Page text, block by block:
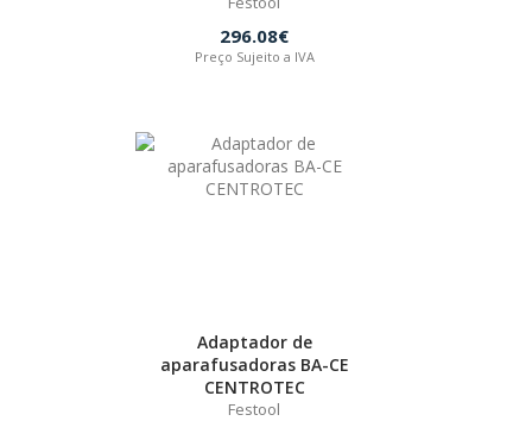
296.08€
Preço Sujeito a IVA
Adaptador de
aparafusadoras BA-CE
CENTROTEC
Festool